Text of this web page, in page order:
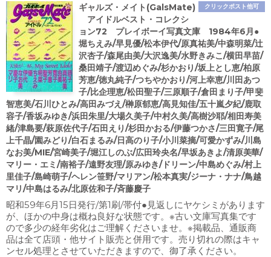
クリックポスト他可
ギャルズ・メイト(GalsMate)
アイドルベスト・コレクシ
ョン72 プレイボーイ写真文庫 1984年6月●
堀ちえみ/早見優/松本伊代/原真祐美/中森明菜/辻
沢杏子/森尾由美/大沢逸美/水野きみこ/横田早苗/
桑田靖子/渡辺めぐみ/杉かおり/坂上とし恵/柏原
芳恵/徳丸純子/つちやかおり/河上幸恵/川田あつ
子/比企理恵/松田聖子/三原順子/倉田まり子/甲斐
智恵美/石川ひとみ/高田みづえ/榊原郁恵/高見知佳/五十嵐夕紀/鹿取
容子/香坂みゆき/浜田朱里/大場久美子/中村久美/高樹沙耶/相田寿美
緒/津島要/萩原佐代子/石田えり/杉田かおる/伊藤つかさ/三田寛子/尾
上千晶/園みどり/白石まるみ/日高のり子/小川菜摘/可愛かずみ/川島
なお美/MIE/宮崎美子/堀江しのぶ/広田玲央名/早坂あきよ/清原美華/
マリー・エミ/南裕子/遠野友理/原みゆき/ドリーン/中島めぐみ/村上
里佳子/島崎萌子/ヘレン笹野/マリアン/松本真実/ジーナ・ナナ/鳥越
マリ/中島はるみ/北原佐和子/斉藤慶子
昭和59年6月15日発行/第1刷/帯付●見返しにヤケシミがあります
が、ほかの中身は概ね良好な状態です。※古い文庫写真集です
ので多少の経年劣化はご理解くださいませ。※掲載品、通販商
品は全て店頭・他サイト販売と併用です。売り切れの際はキャ
ンセル処理とさせていただきますので、御了承ください。